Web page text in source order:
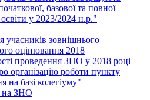
базової та повної
освіти у 2023/2024 н.р."
учасників зовнішнього
оцінювання 2018
проведення ЗНО у 2018 році
організацію роботи пункту
на базі колегіуму"
на ЗНО